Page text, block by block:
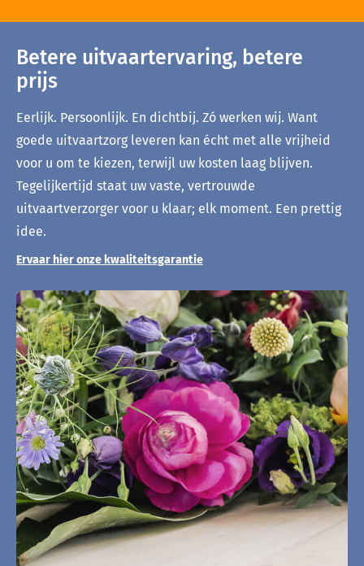
Betere uitvaartervaring, betere
prijs
Eerlijk. Persoonlijk. En dichtbij. Zó werken wij. Want
goede uitvaartzorg leveren kan écht met alle vrijheid
voor u om te kiezen, terwijl uw kosten laag blijven.
Tegelijkertijd staat uw vaste, vertrouwde
uitvaartverzorger voor u klaar; elk moment. Een prettig
idee.
Ervaar hier onze kwaliteitsgarantie